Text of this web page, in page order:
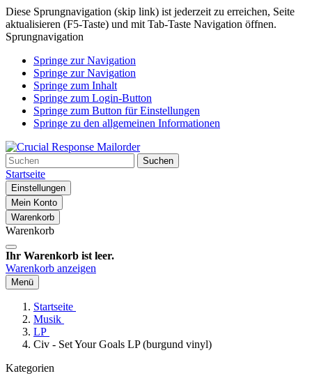
Diese Sprungnavigation (skip link) ist jederzeit zu erreichen, Seite
aktualisieren (F5-Taste) und mit Tab-Taste Navigation öffnen.
Sprungnavigation
Springe zur Navigation
Springe zur Navigation
Springe zum Inhalt
Springe zum Login-Button
Springe zum Button für Einstellungen
Springe zu den allgemeinen Informationen
Suchen
Startseite
Einstellungen
Mein Konto
Warenkorb
Warenkorb
Ihr Warenkorb ist leer.
Warenkorb anzeigen
Menü
Startseite
Musik
LP
Civ - Set Your Goals LP (burgund vinyl)
Kategorien